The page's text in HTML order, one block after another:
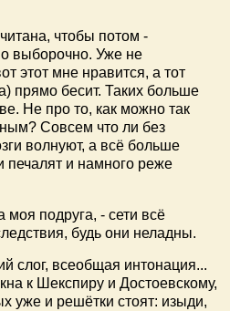
чтобы потом -
выборочно. Уже не
этот мне нравится, а тот
прямо бесит. Таких больше
Не про то, как можно так
Совсем что ли без
волнуют, а всё больше
печалят и намного реже
моя подруга, - сети всё
будь они неладны.
слог, всеобщая интонация...
к Шекспиру и Достоевскому,
уже и решётки стоят: изыди,